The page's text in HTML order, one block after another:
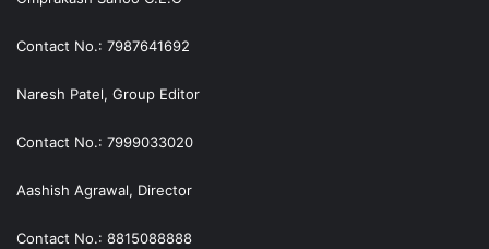
Contact No.: 7987641692
Naresh Patel, Group Editor
Contact No.: 7999033020
Aashish Agrawal, Director
Contact No.: 8815088888